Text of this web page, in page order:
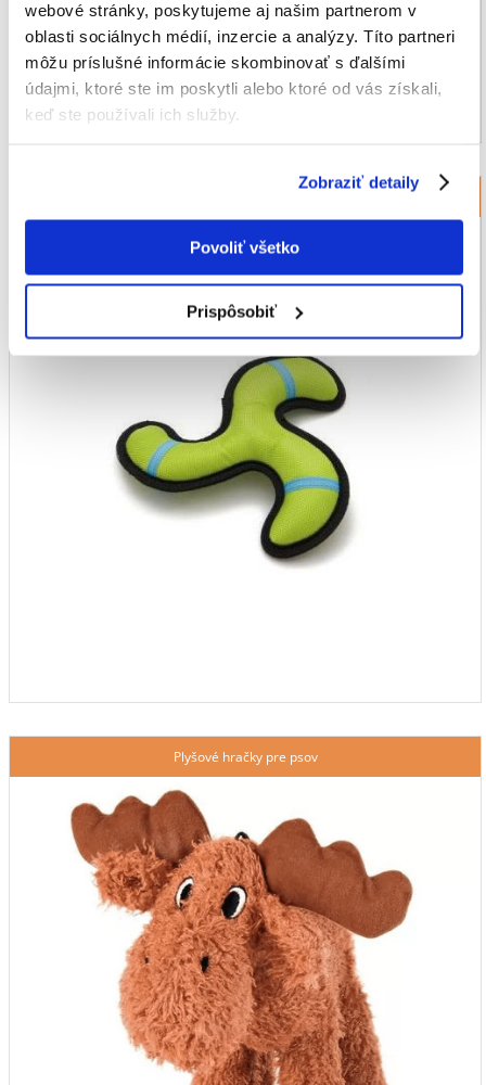
webové stránky, poskytujeme aj našim partnerom v
oblasti sociálnych médií, inzercie a analýzy. Títo partneri
môžu príslušné informácie skombinovať s ďalšími
údajmi, ktoré ste im poskytli alebo ktoré od vás získali,
keď ste používali ich služby.
Zobraziť detaily
Povoliť všetko
Prispôsobiť
Plyšové hračky pre psov